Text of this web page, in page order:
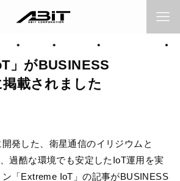
ート Home 企業情報 ソリューション
」がBUSINESS
載されました
発した、衛星通信のイリジウムと
過酷な環境でも安定したIoT運用を実
「Extreme IoT」の記事がBUSINESS